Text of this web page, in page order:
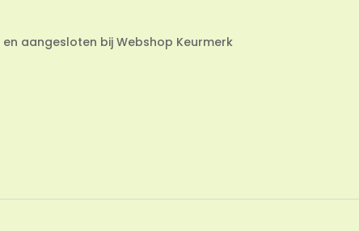
en aangesloten bij Webshop Keurmerk